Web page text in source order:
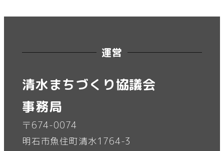
運営
清水まちづくり協議会
事務局
〒674-0074
明石市魚住町清水1764-3